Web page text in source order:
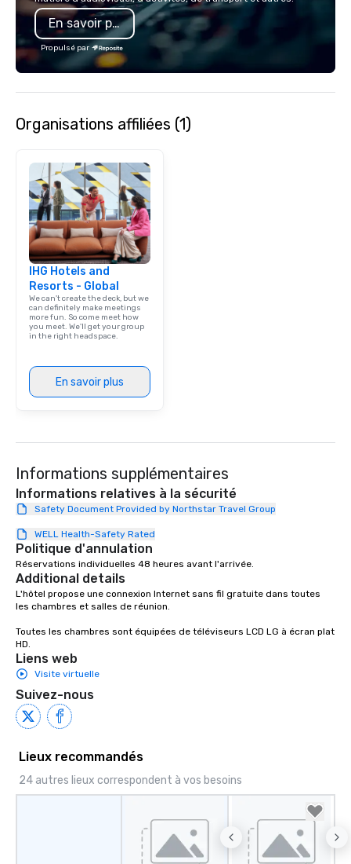
En savoir plus
Propulsé par
Organisations affiliées (1)
IHG Hotels and
Resorts - Global
We can't create the deck, but we
can definitely make meetings
more fun. So come meet how
you meet. We'll get your group
in the right headspace.
En savoir plus
Informations supplémentaires
Informations relatives à la sécurité
Safety Document Provided by Northstar Travel Group
WELL Health-Safety Rated
Politique d'annulation
Réservations individuelles 48 heures avant l'arrivée.
Additional details
L'hôtel propose une connexion Internet sans fil gratuite dans toutes
les chambres et salles de réunion.
Toutes les chambres sont équipées de téléviseurs LCD LG à écran plat
HD.
Liens web
Visite virtuelle
Suivez-nous
Lieux recommandés
24 autres lieux correspondent à vos besoins